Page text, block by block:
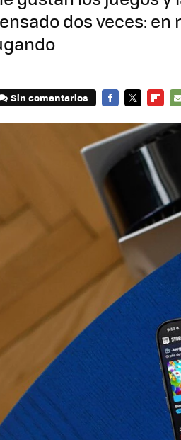
dos veces:
Sin comentarios